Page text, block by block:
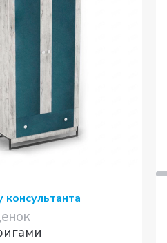
консультанта